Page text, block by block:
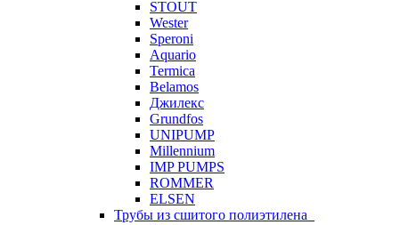
STOUT
Wester
Speroni
Aquario
Termica
Belamos
Джилекс
Grundfos
UNIPUMP
Millennium
IMP PUMPS
ROMMER
ELSEN
Трубы из сшитого полиэтилена